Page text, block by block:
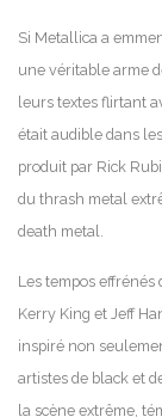
Si Metallica a
une véritable arme
leurs textes flirtant
était audible dans
produit par Rick
du thrash metal
death metal.
Les tempos
Kerry King et Jeff
inspiré non
artistes de black et
la scène extrême,